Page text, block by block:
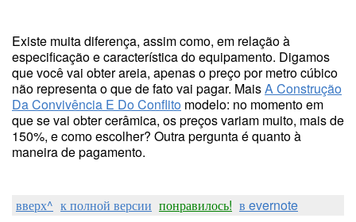
Existe muita diferença, assim como, em relação à
especificação e característica do equipamento. Digamos
que você vai obter areia, apenas o preço por metro cúbico
não representa o que de fato vai pagar. MaisA Construção
Da Convivência E Do Conflito modelo: no momento em
que se vai obter cerâmica, os preços variam muito, mais de
150%, e como escolher? Outra pergunta é quanto à
maneira de pagamento.
вверх^ к полной версии понравилось! в evernote